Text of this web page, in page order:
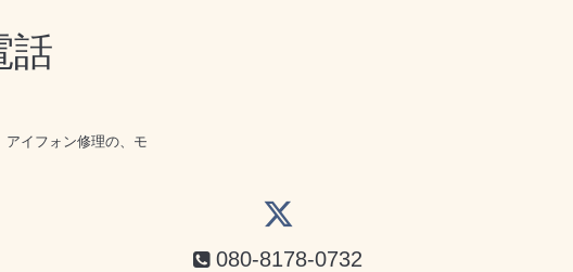
話
アイフォン修理の、モ
080-8178-0732